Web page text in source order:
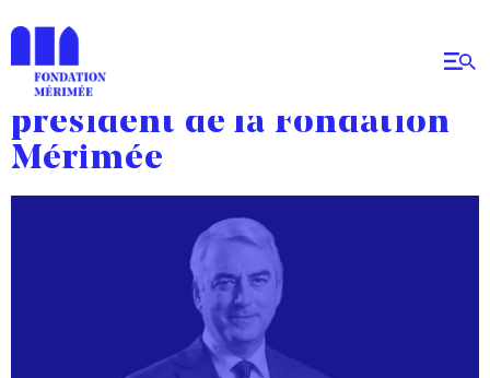
Catégorie :
Gilles de Larouzière élu
président de la Fondation
Mérimée